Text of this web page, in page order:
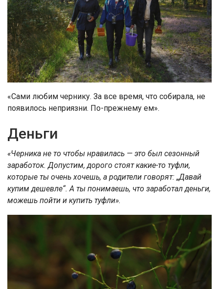
«Сами любим чернику. За все время, что собирала, не
появилось неприязни. По-прежнему ем».
Деньги
«Черника не то чтобы нравилась — это был сезонный
заработок. Допустим, дорого стоят какие-то туфли,
которые ты очень хочешь, а родители говорят: „Давай
купим дешевле“. А ты понимаешь, что заработал деньги,
можешь пойти и купить туфли».